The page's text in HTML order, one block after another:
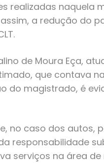
realizadas
a redução do
de Moura Eça,
que contava
do magistrado, é
no caso dos
responsabilidade
serviços na área